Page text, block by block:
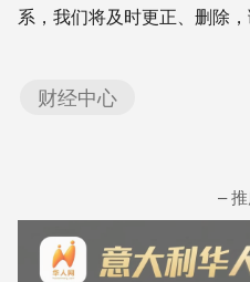
系，我们将及时更正、删除
财经中心
–